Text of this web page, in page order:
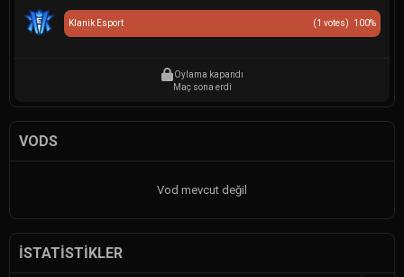
(1 votes) 100%
Klanik Esport
Oylama kapandı
Maç sona erdi
VODS
Vod mevcut değil
İSTATISTIKLER